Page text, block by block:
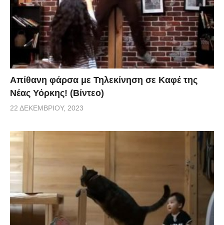
Απίθανη φάρσα με Τηλεκίνηση σε Καφέ της
Νέας Υόρκης! (Βίντεο)
22 ΔΕΚΕΜΒΡΊΟΥ, 2023